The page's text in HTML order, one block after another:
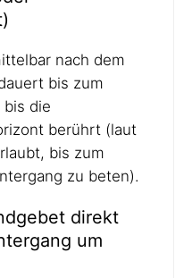
nach dem
bis zum
bis die
berührt (laut
bis zum
zu beten).
direkt
um